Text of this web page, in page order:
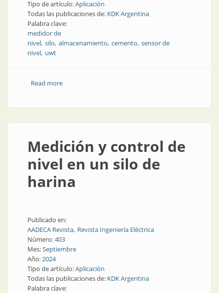
Tipo de artículo:Aplicación
Todas las publicaciones de: KDK Argentina
Palabra clave:
medidor de
nivel silo almacenamiento cemento sensor de
nivel uwt
Read moreabout Medición de nivel en la construcción: guía
Medición y control de
nivel en un silo de
harina
Publicado en:
AADECA Revista Revista Ingeniería Eléctrica
Número:403
Mes:Septiembre
Año:2024
Tipo de artículo:Aplicación
Todas las publicaciones de: KDK Argentina
Palabra clave: